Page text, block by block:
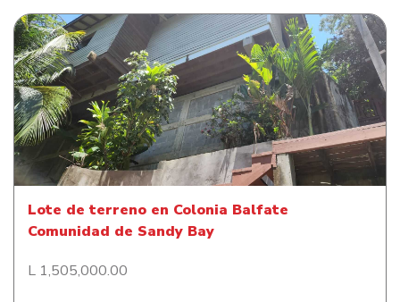
Lote de terreno en Colonia Balfate Comunidad de Sandy
Bay
Lote de terreno en Colonia Balfate
Comunidad de Sandy Bay
L 1,505,000.00